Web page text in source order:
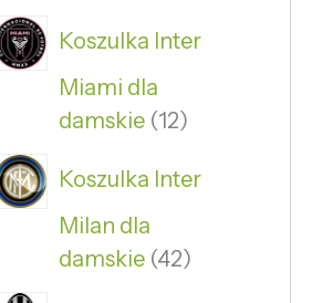
Koszulka Inter
Miami dla
damskie 12
Koszulka Inter
Milan dla
damskie 42